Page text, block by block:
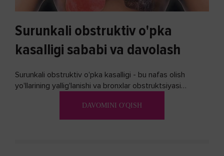
Surunkali obstruktiv o'pka
kasalligi sababi va davolash
Surunkali obstruktiv o'pka kasalligi - bu nafas olish
yo'llarining yallig'lanishi va bronxlar obstruktsiyasi
DAVOMINI O'QISH